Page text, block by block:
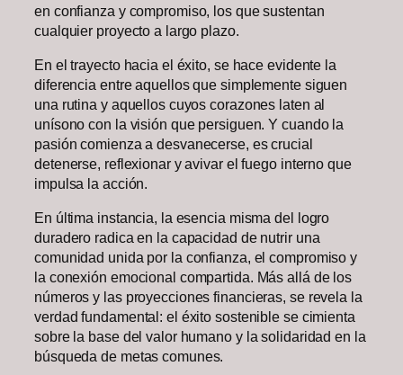
en confianza y compromiso, los que sustentan
cualquier proyecto a largo plazo.
En el trayecto hacia el éxito, se hace evidente la
diferencia entre aquellos que simplemente siguen
una rutina y aquellos cuyos corazones laten al
unísono con la visión que persiguen. Y cuando la
pasión comienza a desvanecerse, es crucial
detenerse, reflexionar y avivar el fuego interno que
impulsa la acción.
En última instancia, la esencia misma del logro
duradero radica en la capacidad de nutrir una
comunidad unida por la confianza, el compromiso y
la conexión emocional compartida. Más allá de los
números y las proyecciones financieras, se revela la
verdad fundamental: el éxito sostenible se cimienta
sobre la base del valor humano y la solidaridad en la
búsqueda de metas comunes.